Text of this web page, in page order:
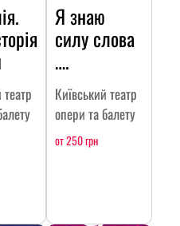
Я знаю
силу слова
….
Київський театр
опери та балету
от 250 грн